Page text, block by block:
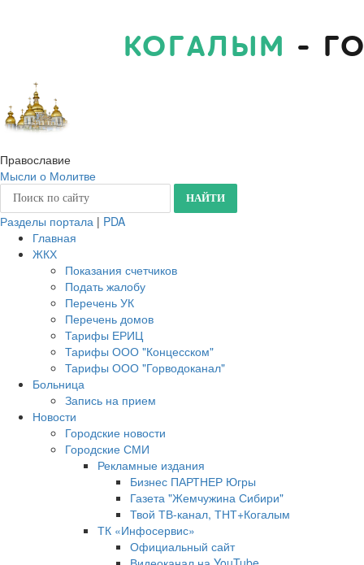
КОГАЛЫМ -
Православие
Мысли о Молитве
Разделы портала | PDA
Главная
ЖКХ
Показания счетчиков
Подать жалобу
Перечень УК
Перечень домов
Тарифы ЕРИЦ
Тарифы ООО "Концесском"
Тарифы ООО "Горводоканал"
Больница
Запись на прием
Новости
Городские новости
Городские СМИ
Рекламные издания
Бизнес ПАРТНЕР Югры
Газета "Жемчужина Сибири"
Твой ТВ-канал, ТНТ+Когалым
ТК «Инфосервис»
Официальный сайт